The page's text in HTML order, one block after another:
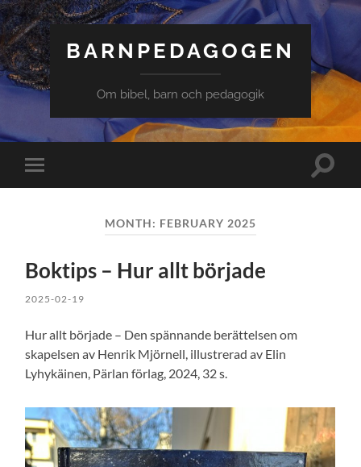
BARNPEDAGOGEN
Om bibel, barn och pedagogik
på/av
Slå
MONTH: FEBRUARY 2025
Boktips – Hur allt började
2025-02-19
Hur allt började – Den spännande berättelsen om
skapelsen av Henrik Mjörnell, illustrerad av Elin
Lyhykäinen, Pärlan förlag, 2024, 32 s.